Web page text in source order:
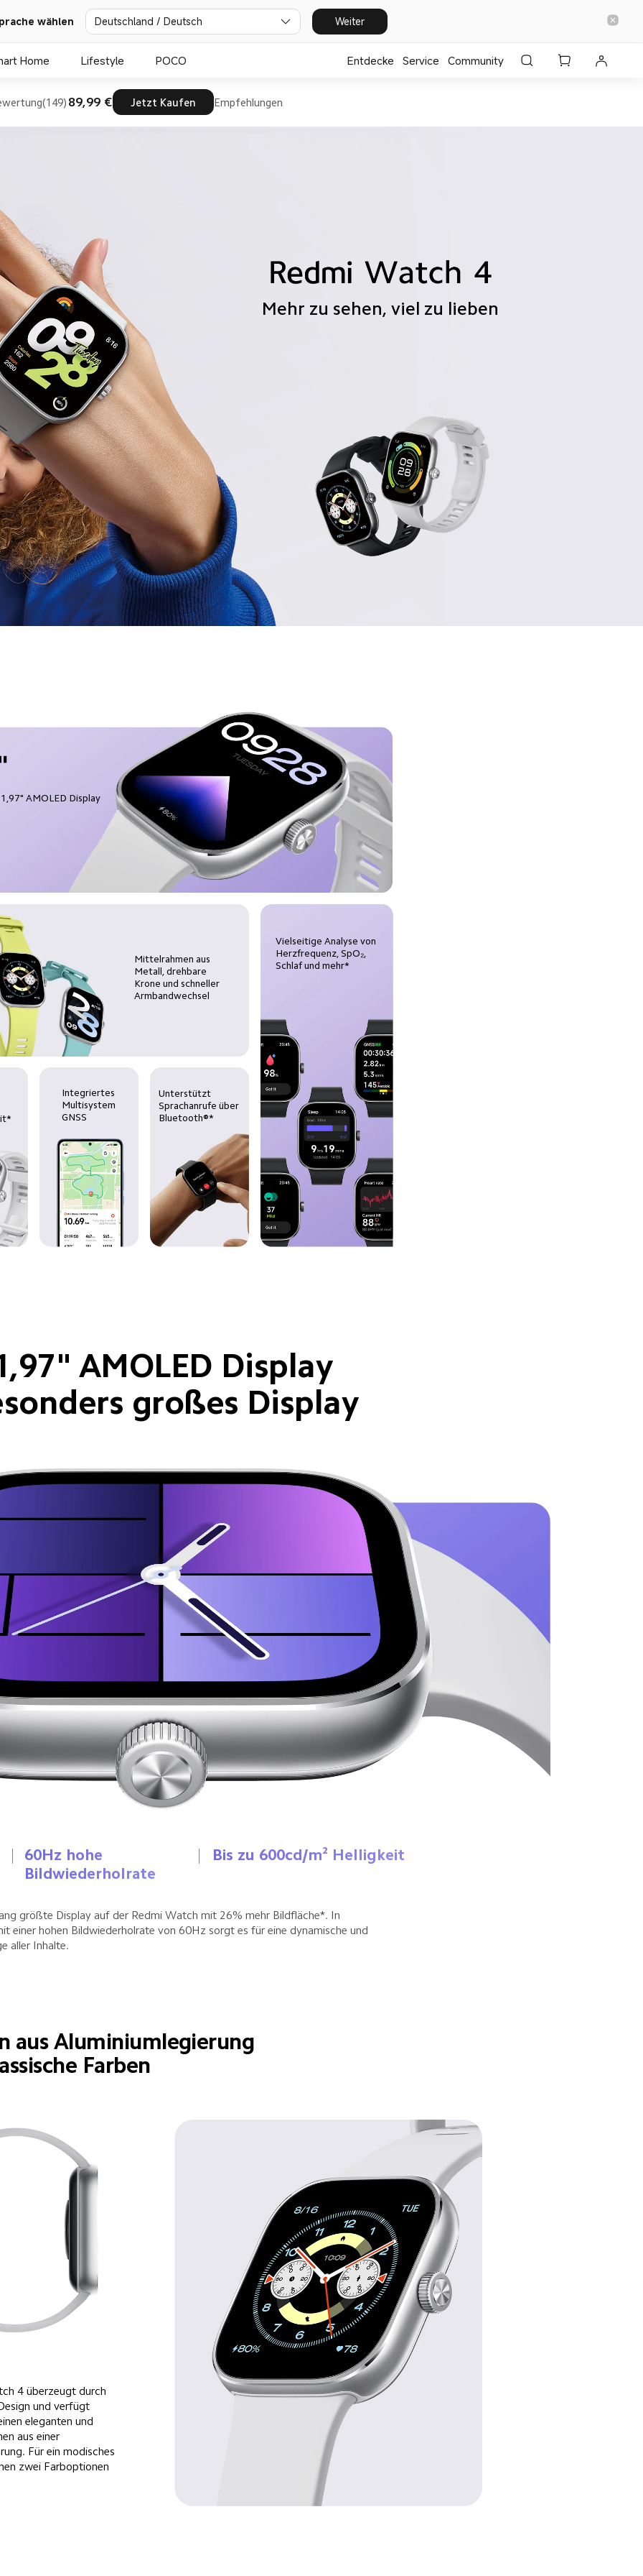
wählen Deutschland / Deutsch Weiter
Home Lifestyle POCO Entdecke ⁣Service Community
89,99 € Jetzt Kaufen Empfehlungen
Mehr zu sehen, viel zu lieben
AMOLED Display
Mittelrahmen aus
Metall, drehbare
Krone und schneller
Armbandwechsel
Integriertes
Multisystem
GNSS
Unterstützt
Sprachanrufe über
Bluetooth®*
Vielseitige Analyse von
Herzfrequenz, SpO₂,
Schlaf und mehr*
AMOLED Display
großes Display
60Hz hohe
Bildwiederholrate
Bis zu 600cd/m² Helligkeit
größte Display auf der Redmi Watch mit 26% mehr Bildfläche*. In
einer hohen Bildwiederholrate von 60Hz sorgt es für eine dynamische und
aller Inhalte.
aus Aluminiumlegierung
Farben
4 überzeugt durch
und verfügt
eleganten und
aus einer
Für ein modisches
zwei Farboptionen